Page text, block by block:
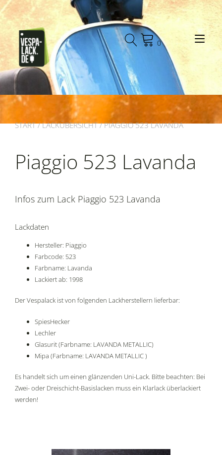
Zum
Inhalt
springen
0
START/LACKÜBERSICHT/ PIAGGIO 523 LAVANDA
Piaggio 523 Lavanda
Infos zum Lack Piaggio 523 Lavanda
Lackdaten
Hersteller: Piaggio
Farbcode: 523
Farbname: Lavanda
Lackiert ab: 1998
Der Vespalack ist von folgenden Lackherstellern lieferbar:
SpiesHecker
Lechler
Glasurit (Farbname: LAVANDA METALLIC)
Mipa (Farbname: LAVANDA METALLIC )
Es handelt sich um einen glänzenden Uni-Lack. Bitte beachten: Bei
Zwei- oder Dreischicht-Basislacken muss ein Klarlack überlackiert
werden!